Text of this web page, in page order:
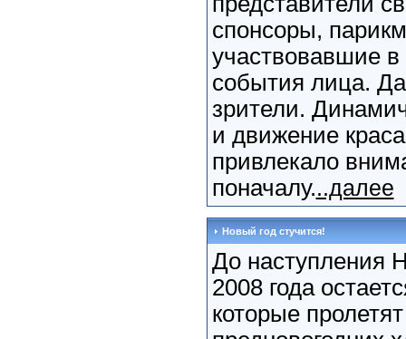
спонсоры,
участвовавшие в
события лица.
зрители.
и движение
привлекало
поначалу...далее
Новый год стучится!
До наступления
2008 года
которые